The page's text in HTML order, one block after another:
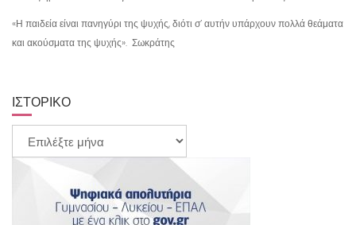
«Η παιδεία είναι πανηγύρι της ψυχής, διότι σ’ αυτήν υπάρχουν πολλά θεάματα
και ακούσματα της ψυχής». Σωκράτης
ΙΣΤΟΡΙΚΌ